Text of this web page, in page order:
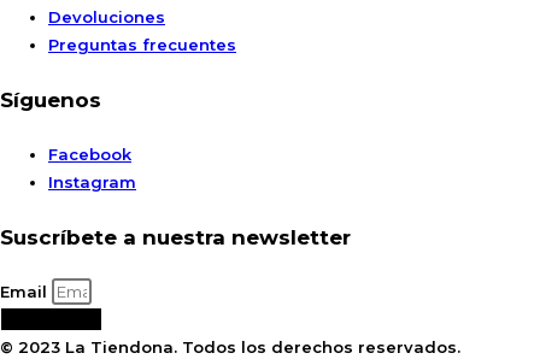
Devoluciones
Preguntas frecuentes
Síguenos
Facebook
Instagram
Suscríbete a nuestra newsletter
Email
© 2023 La Tiendona. Todos los derechos reservados.